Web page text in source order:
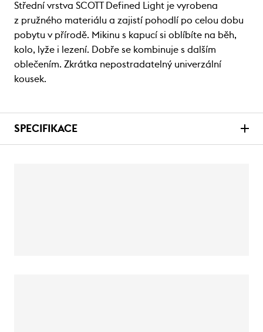
Střední vrstva SCOTT Defined Light je vyrobena
z pružného materiálu a zajistí pohodlí po celou dobu
pobytu v přírodě. Mikinu s kapucí si oblíbíte na běh,
kolo, lyže i lezení. Dobře se kombinuje s dalším
oblečením. Zkrátka nepostradatelný univerzální
kousek.
SPECIFIKACE